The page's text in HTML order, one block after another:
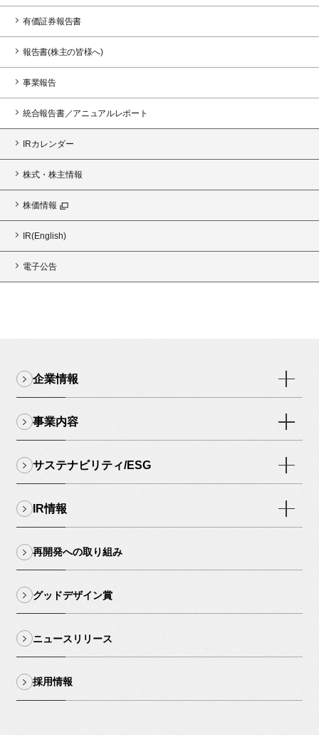
有価証券報告書
報告書(株主の皆様へ)
事業報告
統合報告書／アニュアルレポート
IRカレンダー
株式・株主情報
株価情報
IR(English)
電子公告
企業情報
事業内容
サステナビリティ/ESG
IR情報
再開発への取り組み
グッドデザイン賞
ニュースリリース
採用情報